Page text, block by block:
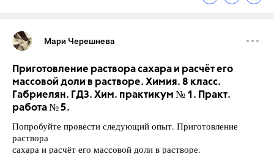
Мари Черешнева
Приготовление раствора сахара и расчёт его
массовой доли в растворе. Химия. 8 класс.
Габриелян. ГДЗ. Хим. практикум № 1. Практ.
работа № 5.
Попробуйте провести следующий опыт. Приготовление
раствора
сахара и расчёт его массовой доли в растворе.